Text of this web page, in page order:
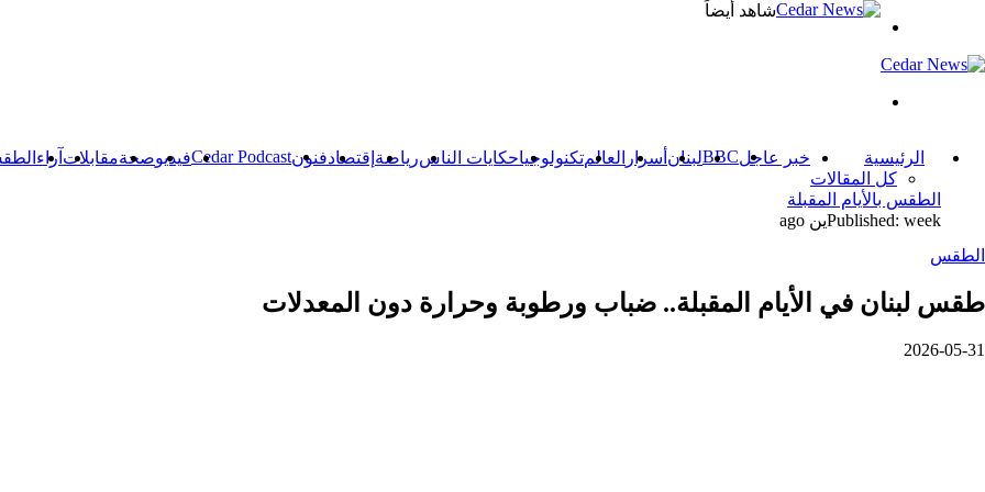
الرئيسية
كل المقالات
خبر عاجلBBCلبنان أسرار العالمتكنولوجياحكايات الناسرياضة إقتصادفنونCedar Podcastفيديوصحةمقابلات آراء
الطقس
طقس لبنان في الأيام المقبلة.. ضباب ورطوبة وحرارة دون المعدلات
2026-05-31
شاهد أيضاً
الطقس بالأيام المقبلة
Published: weekين ago